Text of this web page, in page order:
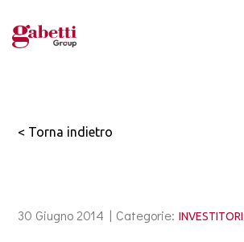
< Torna indietro
30 Giugno 2014 | Categorie: INVESTITORI